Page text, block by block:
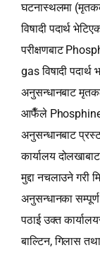
घटनास्थलमा
विषादी पदार्थ
परीक्षणबाट
gas विषादी
अनुसन्धानबाट
आफैँले Phosphine
अनुसन्धानबाट
कार्यालय
मुद्दा नचलाउने गरी
अनुसन्धानका
पठाई उक्त
बाल्टिन, गिलास